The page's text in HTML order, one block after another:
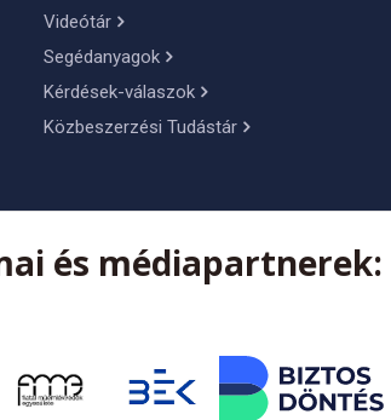
Videótár
Segédanyagok
Kérdések-válaszok
Közbeszerzési Tudástár
és médiapartnerek: